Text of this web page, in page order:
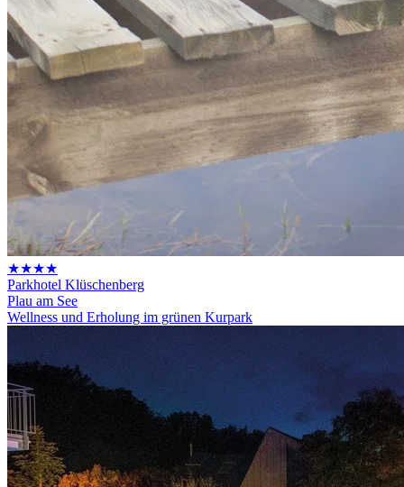
★★★★
Parkhotel Klüschenberg
Plau am See
Wellness und Erholung im grünen Kurpark